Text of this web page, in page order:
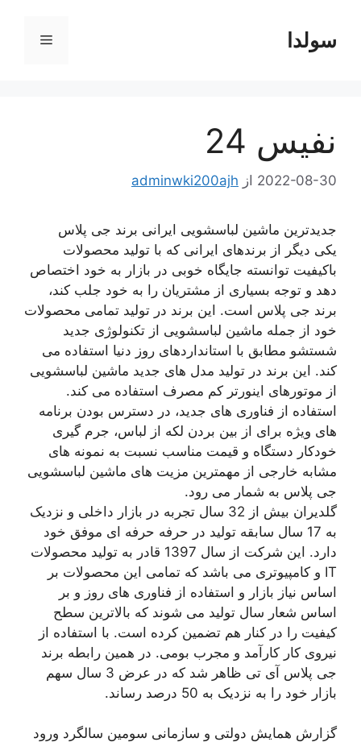
محتواسولدا فهرست
نفیس 24
2022-08-30 از adminwki200ajh
جدیدترین ماشین لباسشویی ایرانی برند جی پلاس
یکی دیگر از برندهای ایرانی که با تولید محصولات
باکیفیت توانسته جایگاه خوبی در بازار به خود اختصاص
دهد و توجه بسیاری از مشتریان را به خود جلب کند،
برند جی پلاس است. این برند در تولید تمامی محصولات
خود از جمله ماشین لباسشویی از تکنولوژی جدید
شستشو مطابق با استانداردهای روز دنیا استفاده می
کند. این برند در تولید مدل های جدید ماشین لباسشویی
از موتورهای اینورتر کم مصرف استفاده می کند.
استفاده از فناوری های جدید، در دسترس بودن برنامه
های ویژه برای از بین بردن لکه از لباس، جرم گیری
خودکار دستگاه و قیمت مناسب نسبت به نمونه های
مشابه خارجی از مهمترین مزیت های ماشین لباسشویی
جی پلاس به شمار می رود.
گلدیران بیش از 32 سال تجربه در بازار داخلی و نزدیک
به 17 سال سابقه تولید در حرفه حرفه ای موفق خود
دارد. این شرکت از سال 1397 قادر به تولید محصولات
IT و کامپیوتری می باشد که تمامی این محصولات بر
اساس نیاز بازار و استفاده از فناوری های روز و بر
اساس شعار سال تولید می شوند که بالاترین سطح
کیفیت را در کنار هم تضمین کرده است. با استفاده از
نیروی کار کارآمد و مجرب بومی. در همین رابطه برند
جی پلاس آی تی ظاهر شد که در عرض 3 سال سهم
بازار خود را به نزدیک به 50 درصد رساند.
گزارش همایش دولتی و سازمانی سومین سالگرد ورود